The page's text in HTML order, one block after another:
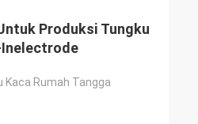
Produksi Tungku
Inelectrode
Kaca Rumah Tangga